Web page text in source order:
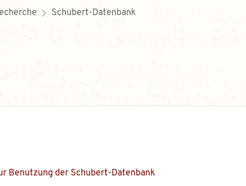
Schubert-Datenbank
Benutzung der Schubert-Datenbank